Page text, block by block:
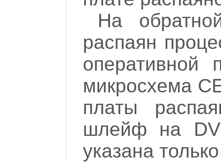
На
распаян
оперативной
микросхема
платы
шлейф на
указана